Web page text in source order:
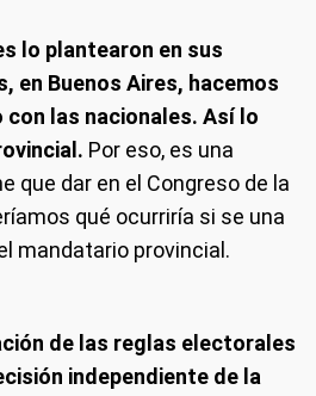
lo plantearon en sus
en Buenos Aires, hacemos
con las nacionales. Así lo
Por eso, es una
que dar en el Congreso de la
qué ocurriría si se una
mandatario provincial.
de las reglas electorales
independiente de la